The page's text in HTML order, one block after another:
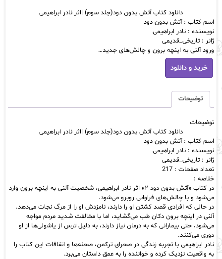
تومان40,000
بود.
تومان43,100.
دانلود کتاب آتش بدون دود(جلد سوم) |اثر نادر ابراهیمی
اسم کتاب : آتش بدون دود
نویسنده : نادر ابراهیمی
ژانر : تاریخی_قدیمی
ورود آلنی به اینچه برون و چالش‌های جدید…
دانلود
کتاب
آتش
دود(جلد
سوم)
اثر
ابراهیمی
عدد
خرید و دانلود
توضیحات
توضیحات
دانلود کتاب آتش بدون دود(جلد سوم) |اثر نادر ابراهیمی
اسم کتاب : آتش بدون دود
نویسنده : نادر ابراهیمی
ژانر : تاریخی_قدیمی
تعداد صفحات : 217
خلاصه :
در کتاب «آتش بدون دود ۲» اثر نادر ابراهیمی، شخصیت آلنی به اینچه برون وارد
می‌شود و با چالش‌های فراوانی روبرو می‌شود.
در حالی که افرادی قصد کشتن او را دارند، نامزدش او را از مرگ نجات می‌دهد.
آلنی در اینچه برون دکان طب می‌گشاید، اما با مخالفت شدید مردم مواجه
می‌شود، حتی بیمارانی که به درمان نیاز دارند، به دلیل ترس از یاشولی‌ها از او
دوری می‌کنند.
نادر ابراهیمی با تجربه زندگی در صحرای ترکمن، صحنه‌ها و اتفاقات این کتاب را
به واقعیت نزدیک کرده و خواننده را به عمق داستان می‌برد.